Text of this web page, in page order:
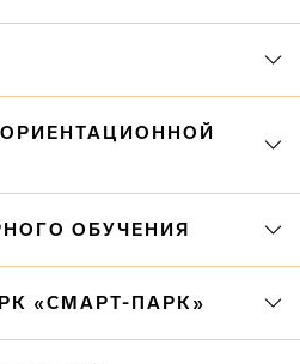
ОБУЧЕНИЯ
«СМАРТ-ПАРК»